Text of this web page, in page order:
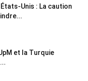
Unis : La caution
et la Turquie